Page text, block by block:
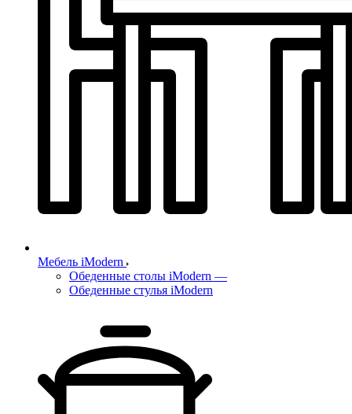
Мебель iModern
Обеденные столы iModern —
Обеденные стулья iModern